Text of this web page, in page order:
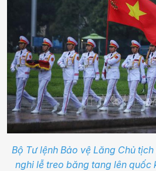
Bộ Tư lệnh Bảo vệ Lăng Chủ
nghi lễ treo băng tang lên quốc